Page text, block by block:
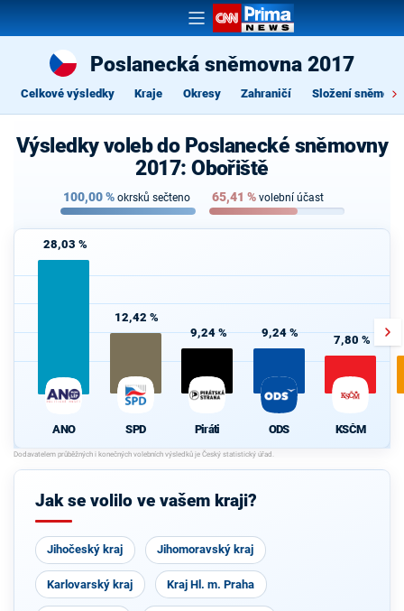
Poslanecká sněmovna 2017
Celkové výsledky Kraje Okresy Zahraničí Složení
Výsledky voleb do Poslanecké sněmovny
2017: Obořiště
100,00% okrsků sečteno 65,41 % volební účast
28,03 %
ANO
12,42 %
SPD
9,24 %
Piráti
9,24 %
ODS
7,80 %
KSČM
Jak se volilo ve vašem kraji?
Jihočeský kraj Jihomoravský kraj
Karlovarský kraj Kraj Hl. m. Praha